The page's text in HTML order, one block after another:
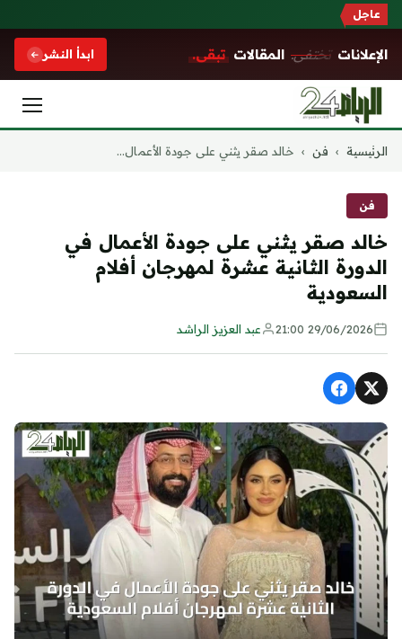
عاجل
الإعلانات تختفي. المقالات تبقى. ابدأ النشر
التجاوز
الرئيسية › فن › خالد صقر يثني على جودة الأعمال...
فن
خالد صقر يثني على جودة الأعمال في
الدورة الثانية عشرة لمهرجان أفلام
السعودية
29/06/2026 21:00 عبد العزيز الراشد